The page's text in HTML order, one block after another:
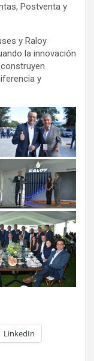
Postventa y
y Raloy
la innovación
y
LinkedIn